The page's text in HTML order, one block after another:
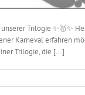
Trilogie ✨🥇✨
Karneval erfahren
Trilogie, die [...]